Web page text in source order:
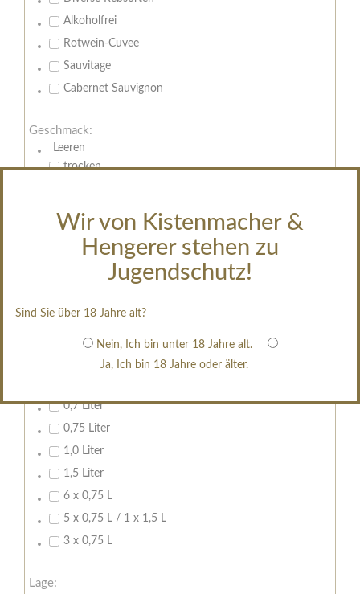
Wir von Kistenmacher &
Hengerer stehen zu
Jugendschutz!
Sind Sie über 18 Jahre alt?
Nein, Ich bin unter 18 Jahre alt.
Ja, Ich bin 18 Jahre oder älter.
Alkoholfrei
Rotwein-Cuvee
Sauvitage
Cabernet Sauvignon
Geschmack:
Leeren
trocken
halbtrocken
edelsüß
erfrischend, nicht zu süß
0,7 Liter
0,75 Liter
1,0 Liter
1,5 Liter
6 x 0,75 L
5 x 0,75 L / 1 x 1,5 L
3 x 0,75 L
Lage: